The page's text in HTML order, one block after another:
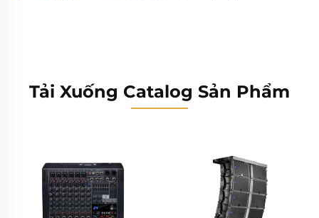
Tải Xuống Catalog Sản Phẩm